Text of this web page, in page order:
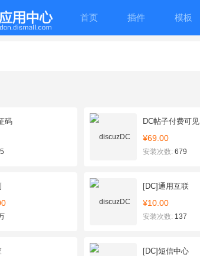
首页 插件 模板
码 DC帖子付费可见
¥69.00
安装次数: 679
[DC]通用互联
¥10.00
安装次数: 137
[DC]短信中心